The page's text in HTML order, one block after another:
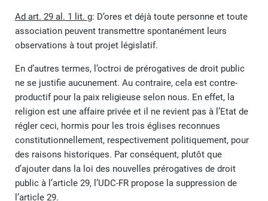
Ad art. 29 al. 1 lit. g: D’ores et déjà toute personne et toute
association peuvent transmettre spontanément leurs
observations à tout projet législatif.
En d’autres termes, l’octroi de prérogatives de droit public
ne se justifie aucunement. Au contraire, cela est contre-
productif pour la paix religieuse selon nous. En effet, la
religion est une affaire privée et il ne revient pas à l’Etat de
régler ceci, hormis pour les trois églises reconnues
constitutionnellement, respectivement politiquement, pour
des raisons historiques. Par conséquent, plutôt que
d’ajouter dans la loi des nouvelles prérogatives de droit
public à l’article 29, l’UDC-FR propose la suppression de
l’article 29.